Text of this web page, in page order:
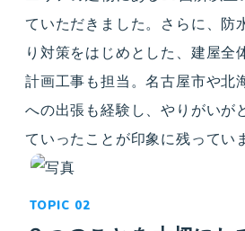
ていただきました。さらに、防
り対策をはじめとした、建屋全
計画工事も担当。名古屋市や北
への出張も経験し、やりがいが
ていったことが印象に残ってい